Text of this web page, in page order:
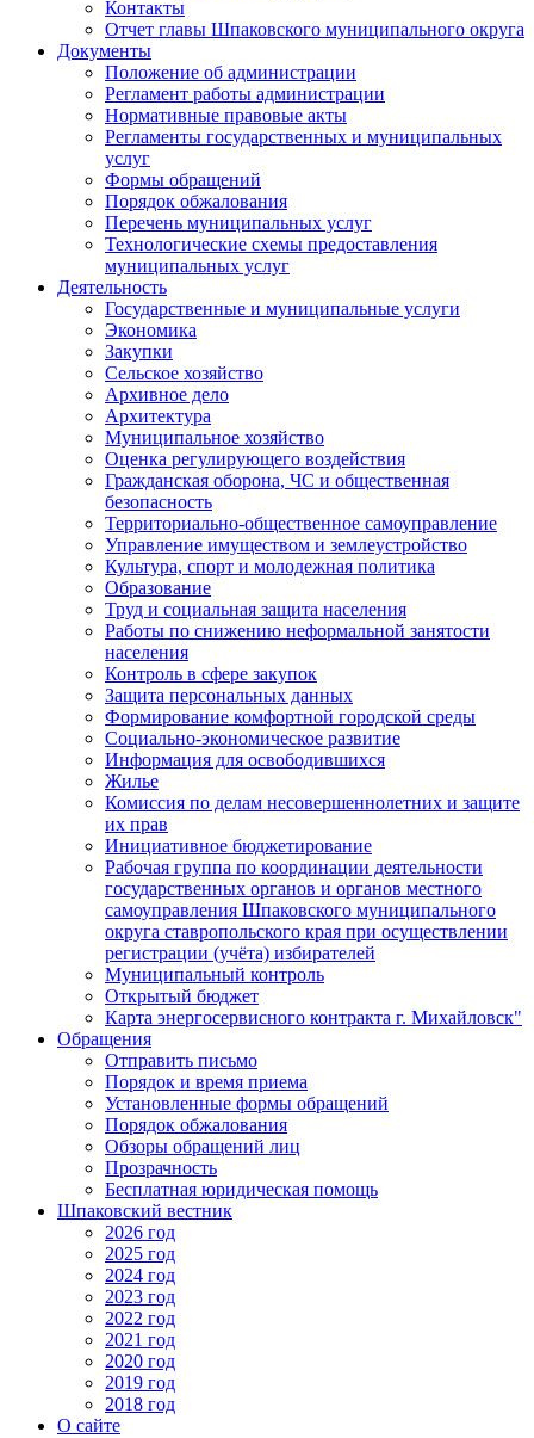
Контакты
Отчет главы Шпаковского муниципального округа
Документы
Положение об администрации
Регламент работы администрации
Нормативные правовые акты
Регламенты государственных и муниципальных
услуг
Формы обращений
Порядок обжалования
Перечень муниципальных услуг
Технологические схемы предоставления
муниципальных услуг
Деятельность
Государственные и муниципальные услуги
Экономика
Закупки
Сельское хозяйство
Архивное дело
Архитектура
Муниципальное хозяйство
Оценка регулирующего воздействия
Гражданская оборона, ЧС и общественная
безопасность
Территориально-общественное самоуправление
Управление имуществом и землеустройство
Культура, спорт и молодежная политика
Образование
Труд и социальная защита населения
Работы по снижению неформальной занятости
населения
Контроль в сфере закупок
Защита персональных данных
Формирование комфортной городской среды
Социально-экономическое развитие
Информация для освободившихся
Жилье
Комиссия по делам несовершеннолетних и защите
их прав
Инициативное бюджетирование
Рабочая группа по координации деятельности
государственных органов и органов местного
самоуправления Шпаковского муниципального
округа ставропольского края при осуществлении
регистрации (учёта) избирателей
Муниципальный контроль
Открытый бюджет
Карта энергосервисного контракта г. Михайловск"
Обращения
Отправить письмо
Порядок и время приема
Установленные формы обращений
Порядок обжалования
Обзоры обращений лиц
Прозрачность
Бесплатная юридическая помощь
Шпаковский вестник
2026 год
2025 год
2024 год
2023 год
2022 год
2021 год
2020 год
2019 год
2018 год
О сайте